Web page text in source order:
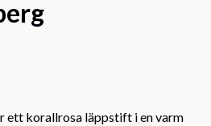
ett korallrosa läppstift i en varm